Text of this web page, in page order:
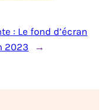
: Le fond d’écran
2023
→